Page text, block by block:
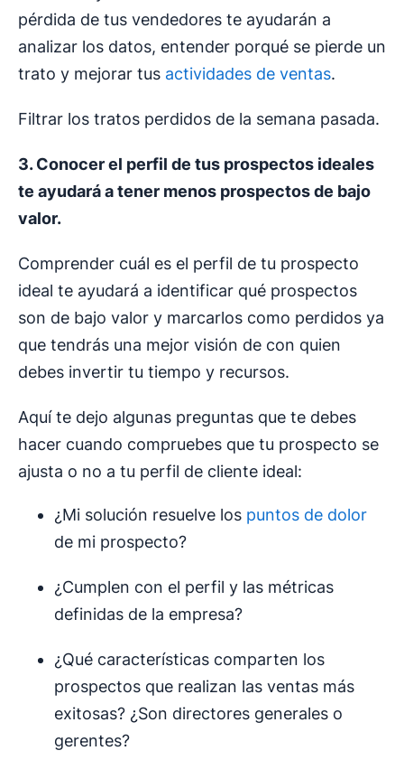
pérdida de tus vendedores te ayudarán a
analizar los datos, entender porqué se pierde un
trato y mejorar tus actividades de ventas.
Filtrar los tratos perdidos de la semana pasada.
3. Conocer el perfil de tus prospectos ideales
te ayudará a tener menos prospectos de bajo
valor.
Comprender cuál es el perfil de tu prospecto
ideal te ayudará a identificar qué prospectos
son de bajo valor y marcarlos como perdidos ya
que tendrás una mejor visión de con quien
debes invertir tu tiempo y recursos.
Aquí te dejo algunas preguntas que te debes
hacer cuando compruebes que tu prospecto se
ajusta o no a tu perfil de cliente ideal:
¿Mi solución resuelve los puntos de dolor
de mi prospecto?
¿Cumplen con el perfil y las métricas
definidas de la empresa?
¿Qué características comparten los
prospectos que realizan las ventas más
exitosas? ¿Son directores generales o
gerentes?